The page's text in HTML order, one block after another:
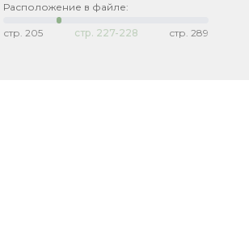
Расположение в файле:
стр. 205 стр. 227-228 стр. 289